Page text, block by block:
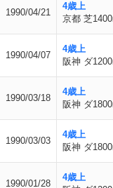
1990/04/21
4歳上
京都 芝
1990/04/07
4歳上
阪神 ダ
1990/03/18
4歳上
阪神 ダ
1990/03/03
4歳上
阪神 ダ
1990/01/28
4歳上